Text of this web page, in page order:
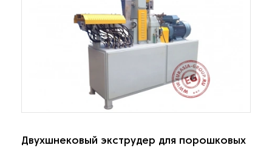
Двухшнековый экструдер для порошковых